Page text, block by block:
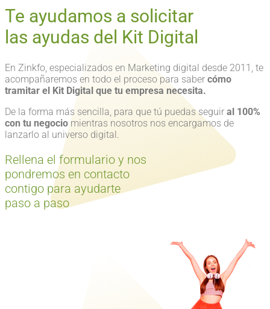
Te ayudamos a solicitar
las ayudas del Kit Digital
En Zinkfo, especializados en Marketing digital desde 2011, te
acompañaremos en todo el proceso para saber cómo
tramitar el Kit Digital que tu empresa necesita.
De la forma más sencilla, para que tú puedas seguir al 100%
con tu negociomientras nosotros nos encargamos de
lanzarlo al universo digital.
Rellena el formulario y nos
pondremos en contacto
contigo para ayudarte
paso a paso